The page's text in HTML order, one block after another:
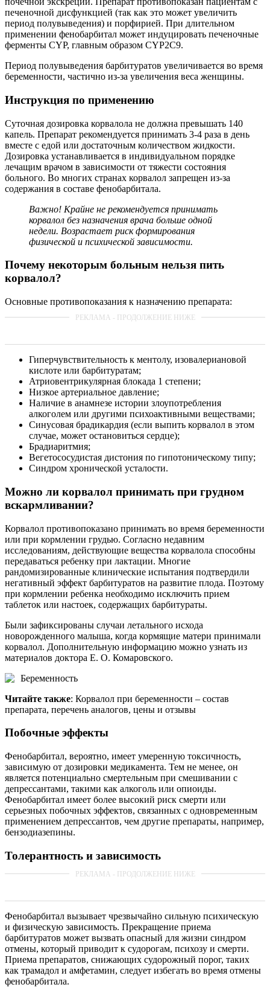
печеночной дисфункцией (так как это может увеличить
период полувыведения) и порфирией. При длительном
применении фенобарбитал может индуцировать печеночные
ферменты CYP, главным образом CYP2C9.
Период полувыведения барбитуратов увеличивается во время
беременности, частично из-за увеличения веса женщины.
Инструкция по применению
Суточная дозировка корвалола не должна превышать 140
капель. Препарат рекомендуется принимать 3-4 раза в день
вместе с едой или достаточным количеством жидкости.
Дозировка устанавливается в индивидуальном порядке
лечащим врачом в зависимости от тяжести состояния
больного. Во многих странах корвалол запрещен из-за
содержания в составе фенобарбитала.
Важно! Крайне не рекомендуется принимать
корвалол без назначения врача больше одной
недели. Возрастает риск формирования
физической и психической зависимости.
Почему некоторым больным нельзя пить
корвалол?
Основные противопоказания к назначению препарата:
Гиперчувствительность к ментолу, изовалериановой
кислоте или барбитуратам;
Атриовентрикулярная блокада 1 степени;
Низкое артериальное давление;
Наличие в анамнезе истории злоупотребления
алкоголем или другими психоактивными веществами;
Синусовая брадикардия (если выпить корвалол в этом
случае, может остановиться сердце);
Брадиаритмия;
Вегетососудистая дистония по гипотоническому типу;
Синдром хронической усталости.
Можно ли корвалол принимать при грудном
вскармливании?
Корвалол противопоказано принимать во время беременности
или при кормлении грудью. Согласно недавним
исследованиям, действующие вещества корвалола способны
передаваться ребенку при лактации. Многие
рандомизированные клинические испытания подтвердили
негативный эффект барбитуратов на развитие плода. Поэтому
при кормлении ребенка необходимо исключить прием
таблеток или настоек, содержащих барбитураты.
Были зафиксированы случаи летального исхода
новорожденного малыша, когда кормящие матери принимали
корвалол. Дополнительную информацию можно узнать из
материалов доктора Е. О. Комаровского.
Беременность
Читайте также: Корвалол при беременности – состав
препарата, перечень аналогов, цены и отзывы
Побочные эффекты
Фенобарбитал, вероятно, имеет умеренную токсичность,
зависимую от дозировки медикамента. Тем не менее, он
является потенциально смертельным при смешивании с
депрессантами, такими как алкоголь или опиоиды.
Фенобарбитал имеет более высокий риск смерти или
серьезных побочных эффектов, связанных с одновременным
применением депрессантов, чем другие препараты, например,
бензодиазепины.
Толерантность и зависимость
Фенобарбитал вызывает чрезвычайно сильную психическую
и физическую зависимость. Прекращение приема
барбитуратов может вызвать опасный для жизни синдром
отмены, который приводит к судорогам, психозу и смерти.
Приема препаратов, снижающих судорожный порог, таких
как трамадол и амфетамин, следует избегать во время отмены
фенобарбитала.